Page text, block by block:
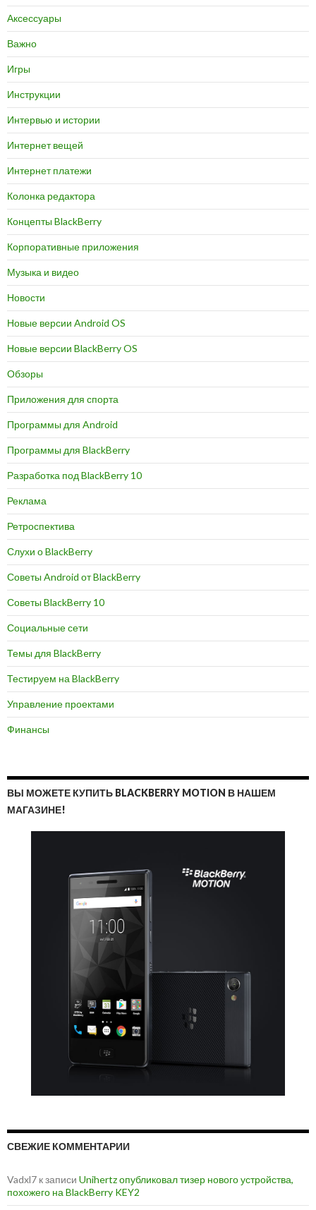
Аксессуары
Важно
Игры
Инструкции
Интервью и истории
Интернет вещей
Интернет платежи
Колонка редактора
Концепты BlackBerry
Корпоративные приложения
Музыка и видео
Новости
Новые версии Android OS
Новые версии BlackBerry OS
Обзоры
Приложения для спорта
Программы для Android
Программы для BlackBerry
Разработка под BlackBerry 10
Реклама
Ретроспектива
Слухи о BlackBerry
Советы Android от BlackBerry
Советы BlackBerry 10
Социальные сети
Темы для BlackBerry
Тестируем на BlackBerry
Управление проектами
Финансы
ВЫ МОЖЕТЕ КУПИТЬ BLACKBERRY MOTION В НАШЕМ
МАГАЗИНЕ!
СВЕЖИЕ КОММЕНТАРИИ
Vadxl7 к записи Unihertz опубликовал тизер нового устройства,
похожего на BlackBerry KEY2